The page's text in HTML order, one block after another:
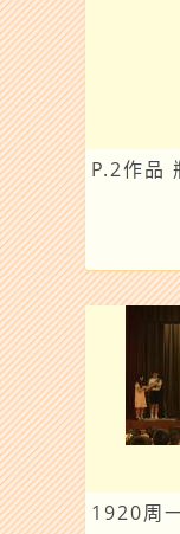
P.2作品
1920周